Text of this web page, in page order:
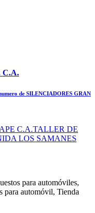
C.A.
de SILENCIADORES GRAN
C.A.TALLER DE
LOS SAMANES
para automóviles,
para automóvil, Tienda